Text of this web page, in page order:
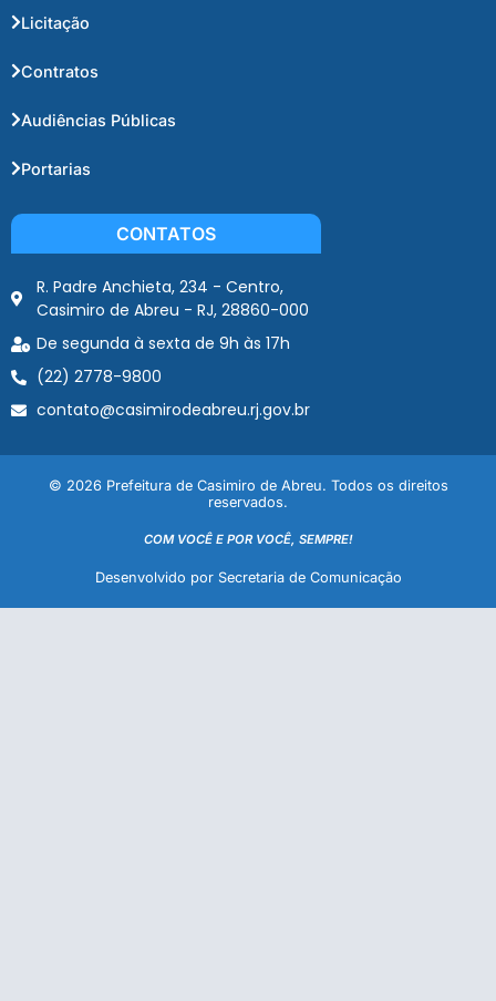
Licitação
Contratos
Audiências Públicas
Portarias
CONTATOS
R. Padre Anchieta, 234 - Centro,
Casimiro de Abreu - RJ, 28860-000
De segunda à sexta de 9h às 17h
(22) 2778-9800
contato@casimirodeabreu.rj.gov.br
© 2026 Prefeitura de Casimiro de Abreu. Todos os direitos
reservados.
COM VOCÊ E POR VOCÊ, SEMPRE!
Desenvolvido por Secretaria de Comunicação